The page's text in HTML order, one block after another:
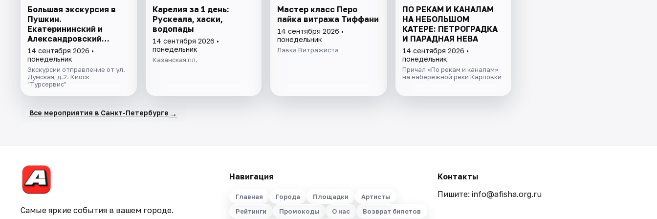
Большая экскурсия в
Пушкин.
Екатерининский и
Александровский
дворцы
14 сентября 2026 •
понедельник
Экскурсии отправление от ул.
Думская, д.2. Киоск
"Турсервис"
Карелия за 1 день:
Рускеала, хаски,
водопады
14 сентября 2026 •
понедельник
Казанская пл.
Мастер класс Перо
пайка витража Тиффани
14 сентября 2026 •
понедельник
Лавка Витражиста
ПО РЕКАМ И КАНАЛАМ
НА НЕБОЛЬШОМ
КАТЕРЕ: ПЕТРОГРАДКА
И ПАРАДНАЯ НЕВА
14 сентября 2026 •
понедельник
Причал «По рекам и каналам»
на набережной реки Карповки
Все мероприятия в Санкт-Петербурге →
Самые яркие события в вашем городе.
Навигация
Главная Города Площадки
Артисты
Рейтинги
Промокоды О нас Возврат билетов
Контакты
Пишите: info@afisha.org.ru